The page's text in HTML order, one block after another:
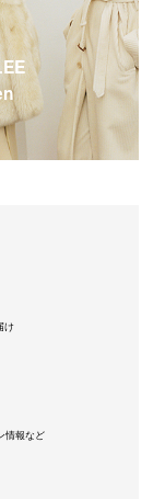
け
情報など